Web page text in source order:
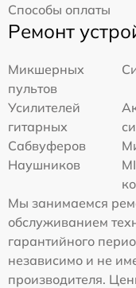
Способы оплаты
Ремонт
Микшерных
пультов
Усилителей
гитарных
Сабвуферов
Наушников
Мы занимаемся
обслуживанием
гарантийного
независимо и не
производителя.